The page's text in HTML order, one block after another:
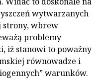
wytwarzanych
strony, wbrew
problemy
iż stanowi to poważny
równowadze i
warunków.